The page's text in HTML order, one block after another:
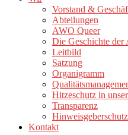
Vorstand &
Abteilungen
AWO Queer
Die Geschichte der
Leitbild
Satzung
Organigramm
Hitzeschutz in
Transparenz
Hinweisgeberschutz
Kontakt